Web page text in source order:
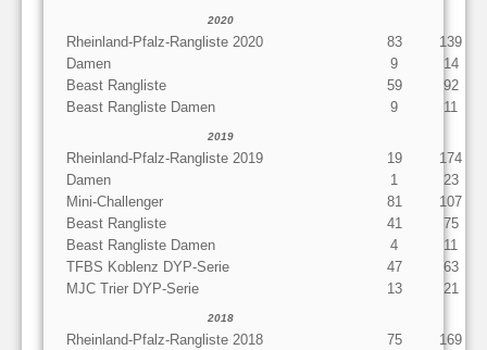
2020
Rheinland-Pfalz-Rangliste 2020 83
139
Damen
9
14
Beast Rangliste
59
92
Beast Rangliste Damen
9 11
2019
Rheinland-Pfalz-Rangliste 2019 19
174
Damen
1
23
Mini-Challenger
81
107
Beast Rangliste
41
75
Beast Rangliste Damen
4
11
TFBS Koblenz DYP-Serie
47
63
MJC Trier DYP-Serie
13 21
2018
Rheinland-Pfalz-Rangliste 2018 75
169